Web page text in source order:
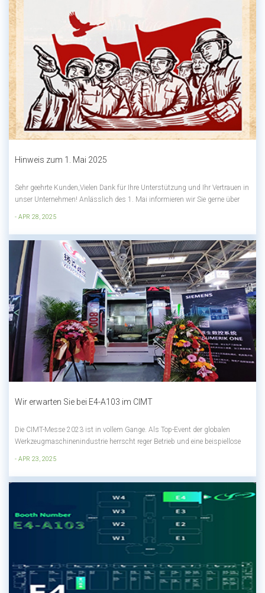
Hinweis zum 1. Mai 2025
Sehr geehrte Kunden,Vielen Dank für Ihre Unterstützung und Ihr Vertrauen in
unser Unternehmen! Anlässlich des 1. Mai informieren wir Sie gerne über
Feiertag.2. Serviceverei...
- APR 28, 2025
Wir erwarten Sie bei E4-A103 im CIMT
Die CIMT-Messe 2023 ist in vollem Gange. Als Top-Event der globalen
Werkzeugmaschinenindustrie herrscht reger Betrieb und eine beispiellose
fünfachsiger Verkett...
- APR 23, 2025